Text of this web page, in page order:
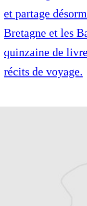
et partage
Bretagne et les
quinzaine de
récits de voyage.